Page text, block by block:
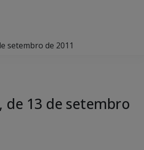
setembro de 2011
de 13 de setembro